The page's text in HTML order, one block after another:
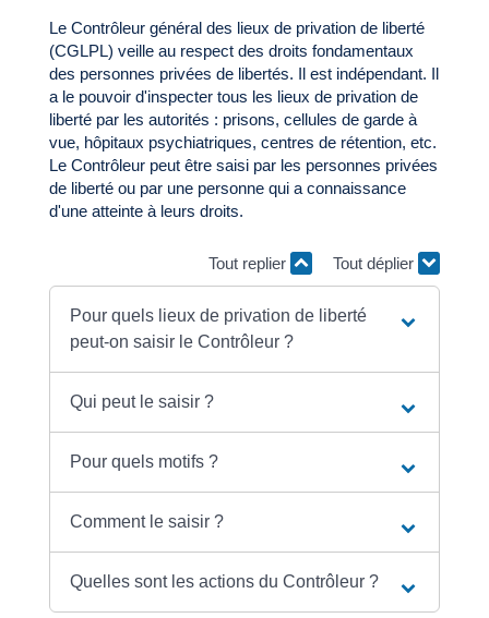
Le Contrôleur général des lieux de privation de liberté
(CGLPL) veille au respect des droits fondamentaux
des personnes privées de libertés. Il est indépendant. Il
a le pouvoir d'inspecter tous les lieux de privation de
liberté par les autorités : prisons, cellules de garde à
vue, hôpitaux psychiatriques, centres de rétention, etc.
Le Contrôleur peut être saisi par les personnes privées
de liberté ou par une personne qui a connaissance
d'une atteinte à leurs droits.
Tout replier Tout déplier
Pour quels lieux de privation de liberté
peut-on saisir le Contrôleur ?
Qui peut le saisir ?
Pour quels motifs ?
Comment le saisir ?
Quelles sont les actions du Contrôleur ?